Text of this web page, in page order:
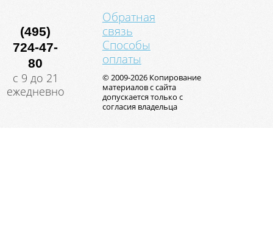
(495)
724-47-
80
с 9 до 21
ежедневно
Обратная
связь
Способы
оплаты
© 2009-2026 Копирование
материалов с сайта
допускается только с
согласия владельца